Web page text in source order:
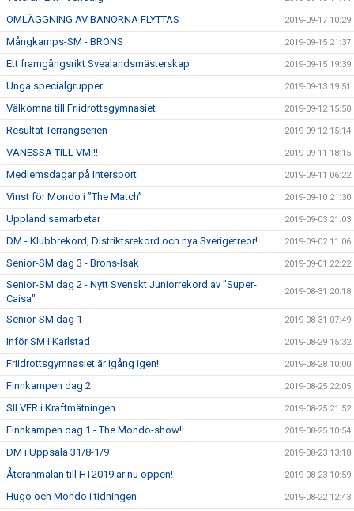
OMLÄGGNING AV BANORNA FLYTTAS 2019-09-17 10:29
Mångkamps-SM - BRONS 2019-09-15 21:37
Ett framgångsrikt Svealandsmästerskap 2019-09-15 19:39
Unga specialgrupper 2019-09-13 19:51
Välkomna till Friidrottsgymnasiet 2019-09-12 15:50
Resultat Terrängserien 2019-09-12 15:14
VANESSA TILL VM!!! 2019-09-11 18:15
Medlemsdagar på Intersport 2019-09-11 06:22
Vinst för Mondo i ”The Match” 2019-09-10 21:30
Uppland samarbetar 2019-09-03 21:03
DM - Klubbrekord, Distriktsrekord och nya Sverigetreor! 2019-09-02 11:06
Senior-SM dag 3 - Brons-Isak 2019-09-01 22:22
Senior-SM dag 2 - Nytt Svenskt Juniorrekord av "Super-
Caisa"
2019-08-31 20:18
Senior-SM dag 1 2019-08-31 07:49
Inför SM i Karlstad 2019-08-29 15:32
Friidrottsgymnasiet är igång igen! 2019-08-28 10:00
Finnkampen dag 2 2019-08-25 22:05
SILVER i Kraftmätningen 2019-08-25 21:52
Finnkampen dag 1 - The Mondo-show!! 2019-08-25 10:54
DM i Uppsala 31/8-1/9 2019-08-23 13:18
Återanmälan till HT2019 är nu öppen! 2019-08-23 10:59
Hugo och Mondo i tidningen 2019-08-22 12:43